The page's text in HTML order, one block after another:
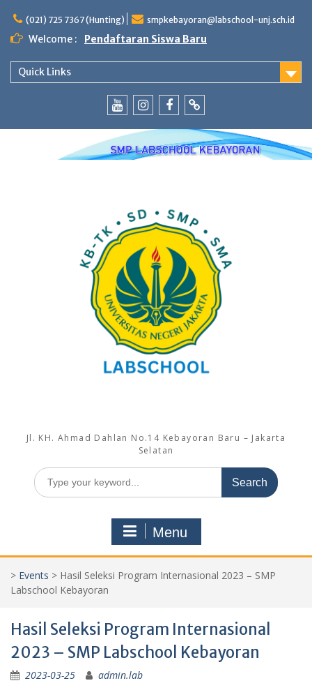
content
(021) 725 7367 (Hunting) smpkebayoran@labschool-unj.sch.id
Welcome : Pendaftaran Siswa Baru
Quick Links
LabschoolLabschool
Jl. KH. Ahmad Dahlan No.14 Kebayoran Baru – Jakarta
Selatan
Search
for:
Menu
> Events > Hasil Seleksi Program Internasional 2023 – SMP
Labschool Kebayoran
Hasil Seleksi Program Internasional
2023 – SMP Labschool Kebayoran
2023-03-25 admin.lab